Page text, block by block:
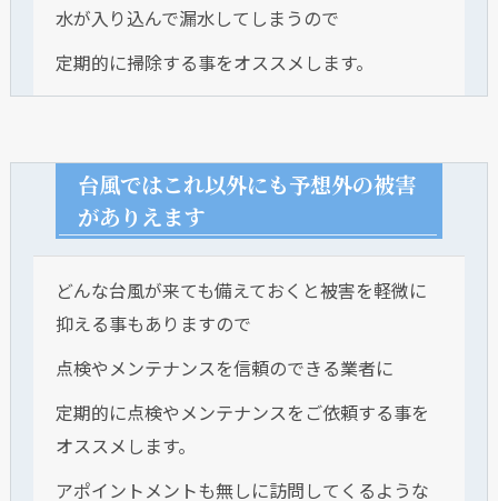
水が入り込んで漏水してしまうので
定期的に掃除する事をオススメします。
台風ではこれ以外にも予想外の被害
がありえます
どんな台風が来ても備えておくと被害を軽微に
抑える事もありますので
点検やメンテナンスを信頼のできる業者に
定期的に点検やメンテナンスをご依頼する事を
オススメします。
アポイントメントも無しに訪問してくるような